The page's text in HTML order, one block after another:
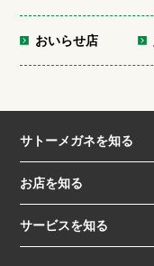
おいらせ店
サトーメガネを知る
お店を知る
サービスを知る